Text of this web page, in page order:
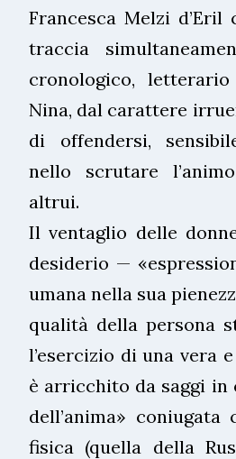
Francesca Melzi d’Eril
traccia
cronologico,
Nina, dal carattere
di offendersi,
nello scrutare
altrui.
Il ventaglio delle
desiderio —
umana nella sua
qualità della persona
l’esercizio di una vera
è arricchito da saggi in
dell’anima» coniugata
fisica (quella della